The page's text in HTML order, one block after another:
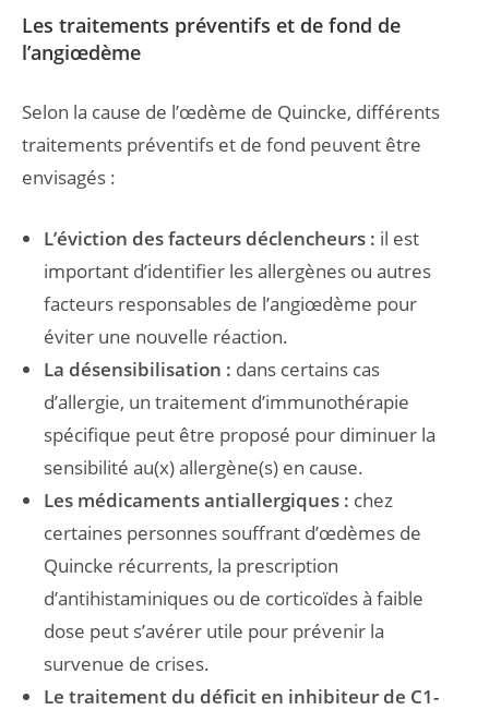
Les traitements préventifs et de fond de
l’angiœdème
Selon la cause de l’œdème de Quincke, différents
traitements préventifs et de fond peuvent être
envisagés :
L’éviction des facteurs déclencheurs : il est
important d’identifier les allergènes ou autres
facteurs responsables de l’angiœdème pour
éviter une nouvelle réaction.
La désensibilisation : dans certains cas
d’allergie, un traitement d’immunothérapie
spécifique peut être proposé pour diminuer la
sensibilité au(x) allergène(s) en cause.
Les médicaments antiallergiques : chez
certaines personnes souffrant d’œdèmes de
Quincke récurrents, la prescription
d’antihistaminiques ou de corticoïdes à faible
dose peut s’avérer utile pour prévenir la
survenue de crises.
Le traitement du déficit en inhibiteur de C1-